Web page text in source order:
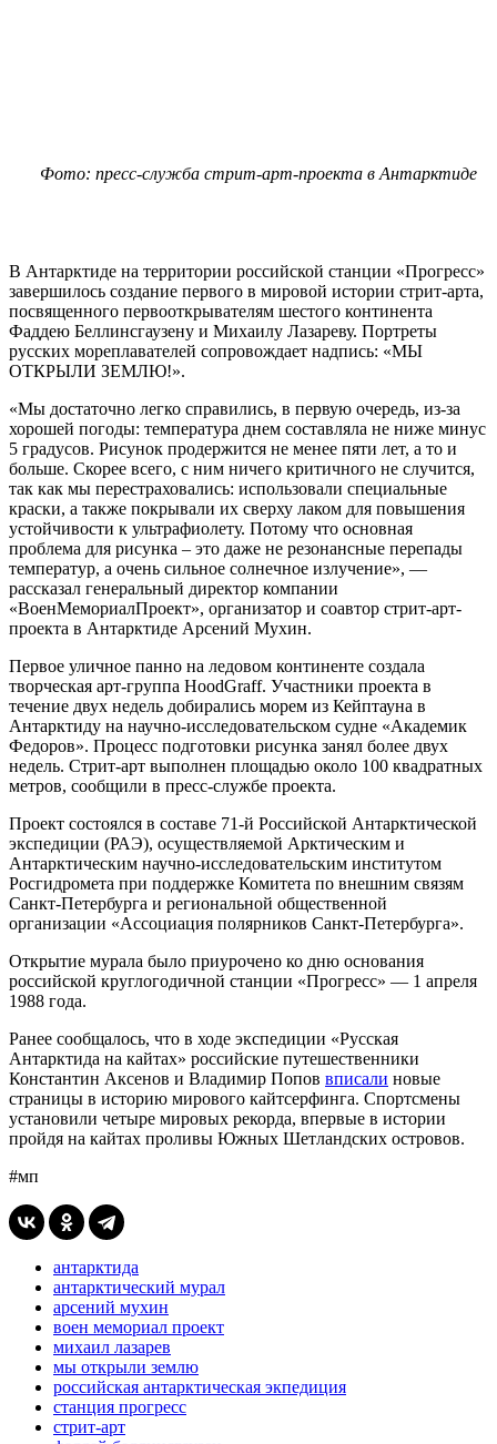
Фото: пресс-служба стрит-арт-проекта в Антарктиде
В Антарктиде на территории российской станции «Прогресс»
завершилось создание первого в мировой истории стрит-арта,
посвященного первооткрывателям шестого континента
Фаддею Беллинсгаузену и Михаилу Лазареву. Портреты
русских мореплавателей сопровождает надпись: «МЫ
ОТКРЫЛИ ЗЕМЛЮ!».
«Мы достаточно легко справились, в первую очередь, из-за
хорошей погоды: температура днем составляла не ниже минус
5 градусов. Рисунок продержится не менее пяти лет, а то и
больше. Скорее всего, с ним ничего критичного не случится,
так как мы перестраховались: использовали специальные
краски, а также покрывали их сверху лаком для повышения
устойчивости к ультрафиолету. Потому что основная
проблема для рисунка – это даже не резонансные перепады
температур, а очень сильное солнечное излучение», —
рассказал генеральный директор компании
«ВоенМемориалПроект», организатор и соавтор стрит-арт-
проекта в Антарктиде Арсений Мухин.
Первое уличное панно на ледовом континенте создала
творческая арт-группа HoodGraff. Участники проекта в
течение двух недель добирались морем из Кейптауна в
Антарктиду на научно-исследовательском судне «Академик
Федоров». Процесс подготовки рисунка занял более двух
недель. Стрит-арт выполнен площадью около 100 квадратных
метров, сообщили в пресс-службе проекта.
Проект состоялся в составе 71-й Российской Антарктической
экспедиции (РАЭ), осуществляемой Арктическим и
Антарктическим научно-исследовательским институтом
Росгидромета при поддержке Комитета по внешним связям
Санкт-Петербурга и региональной общественной
организации «Ассоциация полярников Санкт-Петербурга».
Открытие мурала было приурочено ко дню основания
российской круглогодичной станции «Прогресс» — 1 апреля
1988 года.
Ранее сообщалось, что в ходе экспедиции «Русская
Антарктида на кайтах» российские путешественники
Константин Аксенов и Владимир Попов вписали новые
страницы в историю мирового кайтсерфинга. Спортсмены
установили четыре мировых рекорда, впервые в истории
пройдя на кайтах проливы Южных Шетландских островов.
#мп
антарктида
антарктический мурал
арсений мухин
воен мемориал проект
михаил лазарев
мы открыли землю
российская антарктическая экпедиция
станция прогресс
стрит-арт